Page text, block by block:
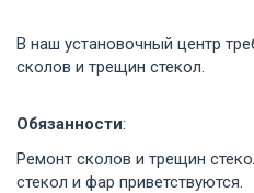
В наш установочный центр
сколов и трещин стекол.
Обязанности:
Ремонт сколов и трещин
стекол и фар приветствуются.